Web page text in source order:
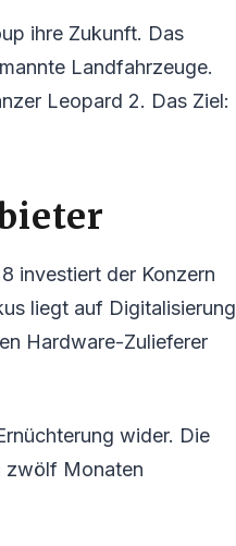
ihre Zukunft. Das
Landfahrzeuge.
Leopard 2. Das Ziel:
investiert der Konzern
liegt auf Digitalisierung
Hardware-Zulieferer
wider. Die
zwölf Monaten